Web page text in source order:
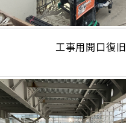
工事用開口復旧